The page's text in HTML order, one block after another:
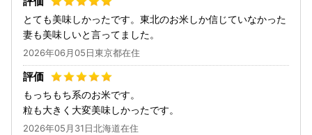
とても美味しかったです。東北のお米しか信じていなかった
妻も美味しいと言ってました。
2026年06月05日東京都在住
もっちもち系のお米です。
粒も大きく大変美味しかったです。
2026年05月31日北海道在住